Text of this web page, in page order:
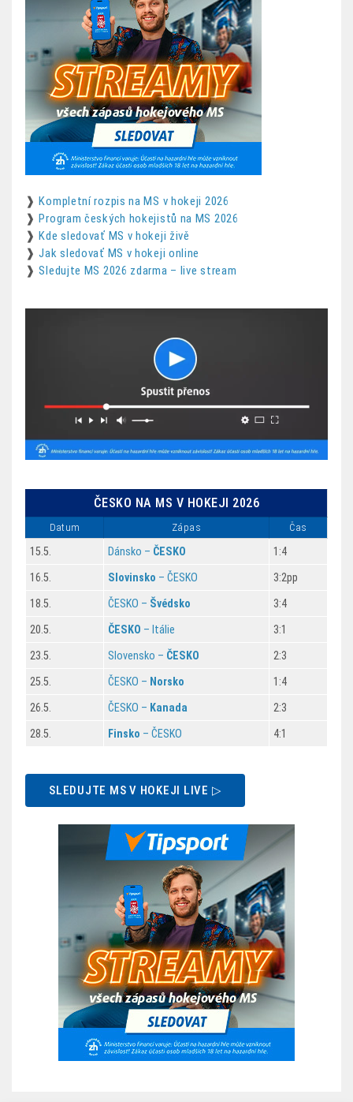
❱Kompletní rozpis na MS v hokeji 2026
❱Program českých hokejistů na MS 2026
❱Kde sledovať MS v hokeji živě
❱Jak sledovať MS v hokeji online
❱Sledujte MS 2026 zdarma – live stream
ČESKO NA MS V HOKEJI 2026
Datum Zápas Čas
15.5. Dánsko – ČESKO 1:4
16.5. Slovinsko – ČESKO 3:2pp
18.5. ČESKO – Švédsko 3:4
20.5. ČESKO – Itálie 3:1
23.5. Slovensko – ČESKO 2:3
25.5. ČESKO – Norsko 1:4
26.5. ČESKO – Kanada 2:3
28.5. Finsko – ČESKO 4:1
SLEDUJTE MS V HOKEJI LIVE ▷